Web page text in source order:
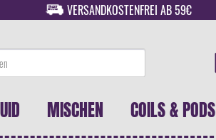
VERSANDKOSTENFREI AB 59€
MISCHEN COILS & PODS